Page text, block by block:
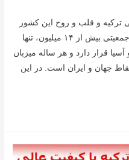
ترکیه و قلب و روح این کشور
محسوب می‌شود. این شهر با داشتن جمعیتی بیش از ۱۴ میلیون، تنها
قرار دارد و هر ساله میزبان
جهان و ایران است. در این